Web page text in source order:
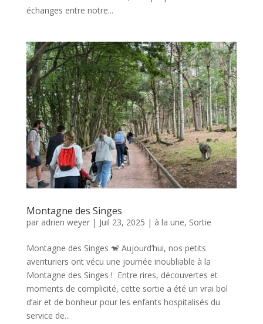
échanges entre notre...
Montagne des Singes
par adrien weyer| Juil 23, 2025 | à la une, Sortie
Montagne des Singes 🐒 Aujourd’hui, nos petits
aventuriers ont vécu une journée inoubliable à la
Montagne des Singes ! Entre rires, découvertes et
moments de complicité, cette sortie a été un vrai bol
d’air et de bonheur pour les enfants hospitalisés du
service de...